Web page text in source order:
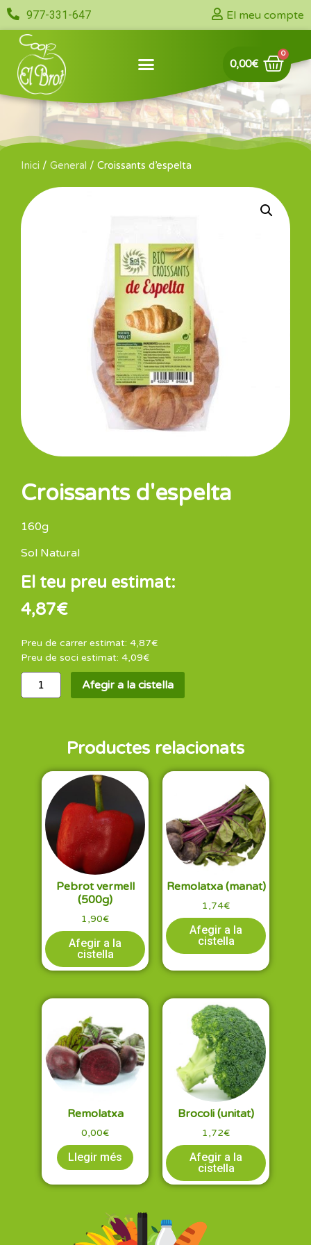
977-331-647 El meu compte
0,00€
Inici / General / Croissants d’espelta
Croissants d'espelta
160g
Sol Natural
El teu preu estimat:
4,87€
Preu de carrer estimat: 4,87€
Preu de soci estimat: 4,09€
Afegir a la cistella
Productes relacionats
Pebrot vermell
(500g)
1,90€
Afegir a la
cistella
Remolatxa (manat)
1,74€
Afegir a la
cistella
Remolatxa
0,00€
Llegir més
Brocoli (unitat)
1,72€
Afegir a la
cistella